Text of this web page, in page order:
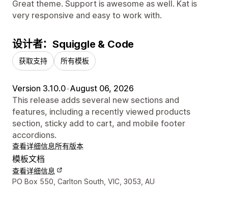
Great theme. Support is awesome as well. Kat is
very responsive and easy to work with.
设计者：Squiggle & Code
获取支持 所有模板
Version 3.10.0•August 06, 2026
This release adds several new sections and
features, including a recently viewed products
section, sticky add to cart, and mobile footer
accordions.
查看详细信息所有版本
模板文档
查看详细信息
设计师联系方式
PO Box 550, Carlton South, VIC, 3053, AU